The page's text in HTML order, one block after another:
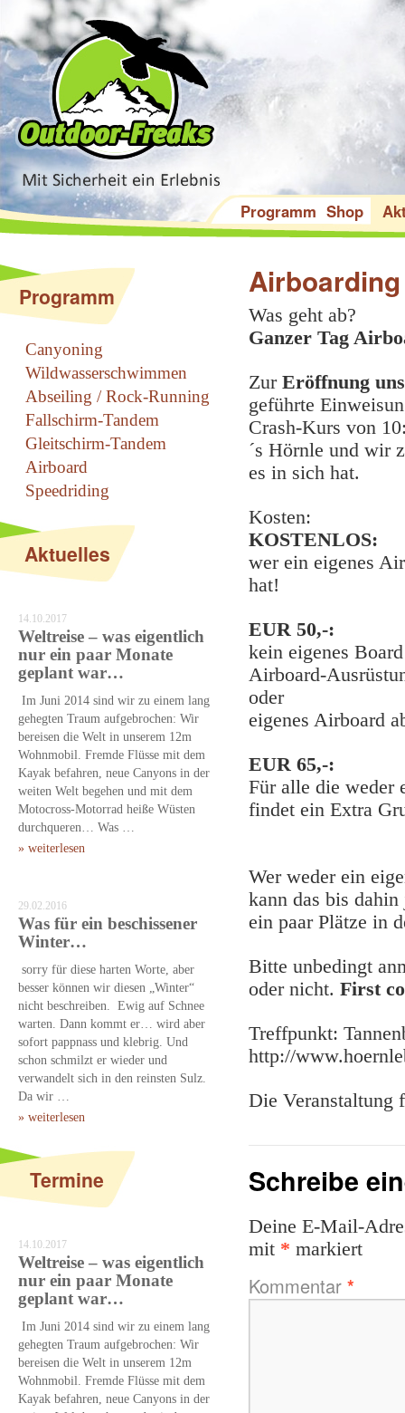
Programm Shop
Programm
Canyoning
Wildwasserschwimmen
Abseiling / Rock-Running
Fallschirm-Tandem
Gleitschirm-Tandem
Airboard
Speedriding
Aktuelles
14.10.2017
Weltreise – was eigentlich
nur ein paar Monate
geplant war…
Im Juni 2014 sind wir zu einem lang
gehegten Traum aufgebrochen: Wir
bereisen die Welt in unserem 12m
Wohnmobil. Fremde Flüsse mit dem
Kayak befahren, neue Canyons in der
weiten Welt begehen und mit dem
Motocross-Motorrad heiße Wüsten
durchqueren… Was …
» weiterlesen
29.02.2016
Was für ein beschissener
Winter…
sorry für diese harten Worte, aber
besser können wir diesen „Winter“
nicht beschreiben. Ewig auf Schnee
warten. Dann kommt er… wird aber
sofort pappnass und klebrig. Und
schon schmilzt er wieder und
verwandelt sich in den reinsten Sulz.
Da wir …
» weiterlesen
Termine
14.10.2017
Weltreise – was eigentlich
nur ein paar Monate
geplant war…
Im Juni 2014 sind wir zu einem lang
gehegten Traum aufgebrochen: Wir
bereisen die Welt in unserem 12m
Wohnmobil. Fremde Flüsse mit dem
Kayak befahren, neue Canyons in der
Was geht ab?
Ganzer Tag
Zur Eröffnung
geführte
Crash-Kurs von
´s Hörnle und wir
es in sich hat.
Kosten:
KOSTENLOS:
wer ein eigenes
hat!
EUR 50,-:
kein eigenes
Airboard-
oder
eigenes Airboard
EUR 65,-:
Für alle die weder
findet ein Extra
Wer weder ein
kann das bis
ein paar Plätze in
Bitte unbedingt
oder nicht. First
Treffpunkt:
http://
Die Veranstaltung
Schreibe
Deine E-Mail-
mit * markiert
Kommentar *